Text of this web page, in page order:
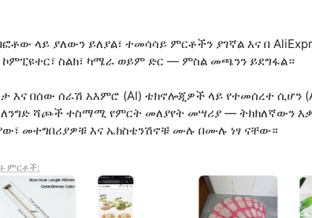
ላይ ያለውን ይለያል፣ ተመሳሳይ ምርቶችን ያገኛል እና በ
ስልክ፣ ካሜራ ወይም ድር — ምስል መጫንን ይደግፋል።
እና በሰው ሰራሽ አእምሮ (AI) ቴክኖሎጂዎች ላይ የተመሰረተ ሲሆን
ለንግድ ሻጮች ተስማሚ የምርት መለያየት መሣሪያ — ትክክለኛውን
መተግበሪያዎቹ እና ኤክስቴንሽኖቹ ሙሉ በሙሉ ነፃ ናቸው።
ምርቶች: